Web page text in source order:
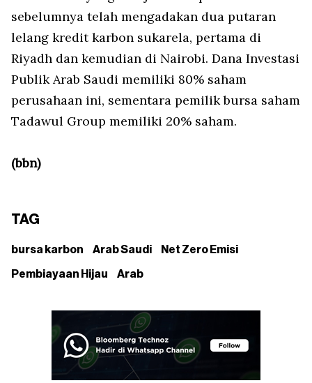
sebelumnya telah mengadakan dua putaran
lelang kredit karbon sukarela, pertama di
Riyadh dan kemudian di Nairobi. Dana Investasi
Publik Arab Saudi memiliki 80% saham
perusahaan ini, sementara pemilik bursa saham
Tadawul Group memiliki 20% saham.
(bbn)
TAG
bursa karbon Arab Saudi Net Zero Emisi
Pembiayaan Hijau Arab